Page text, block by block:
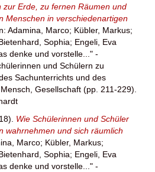
zur Erde, zu fernen Räumen und
Menschen in verschiedenartigen
Adamina, Marco; Kübler, Markus;
Sophia; Engeli, Eva
denke und vorstelle..." -
und Schülern zu
Sachunterrichts und des
Gesellschaft (pp. 211-229).
Wie Schülerinnen und Schüler
wahrnehmen und sich räumlich
Marco; Kübler, Markus;
Sophia; Engeli, Eva
denke und vorstelle..." -